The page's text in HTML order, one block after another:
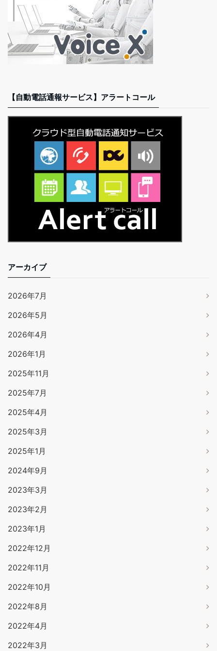
【自動電話通報サービス】アラートコール
アーカイブ
2026年7月
2026年5月
2026年4月
2026年1月
2025年11月
2025年7月
2025年4月
2025年3月
2025年1月
2024年9月
2023年3月
2023年2月
2023年1月
2022年12月
2022年11月
2022年10月
2022年8月
2022年4月
2022年3月